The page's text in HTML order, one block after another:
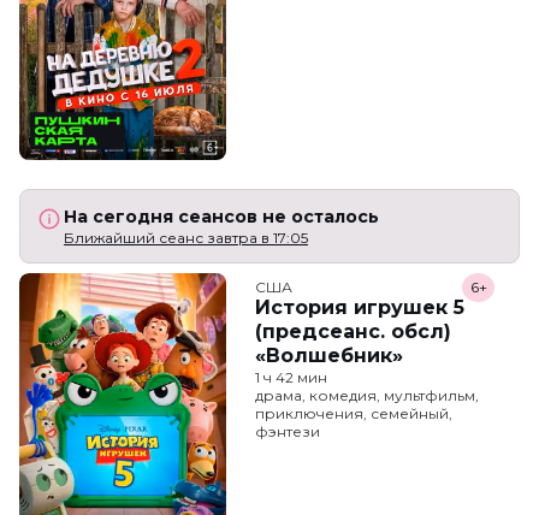
На сегодня сеансов не осталось
Ближайший сеанс завтра в 17:05
США
История игрушек 5
(предсеанс. обсл)
«Волшебник»
6+
1 ч 42 мин
драма, комедия, мультфильм,
приключения, семейный,
фэнтези